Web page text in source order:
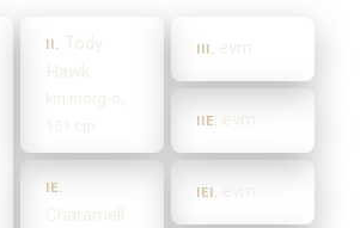
II. Tody
Hawk
km morg-o,
151 cm
III. evm
IIE.
IE.
Charamell
IEI.